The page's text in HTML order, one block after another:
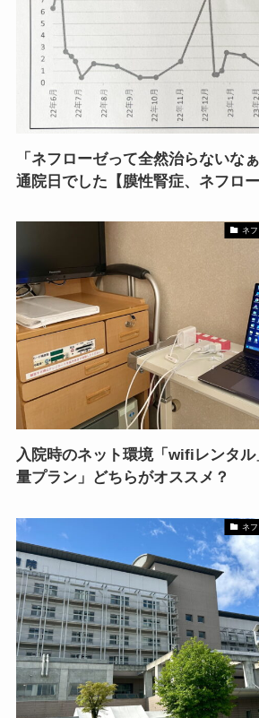
「ネフローゼって全然治らないな
通院日でした【膜性腎症、ネフロー
ネ
入院時のネット環境「wifiレンタ
量プラン」どちらがオススメ？
ネ